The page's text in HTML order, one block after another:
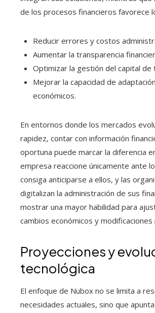
de los procesos financieros favorece
Reducir errores y costos
Aumentar la transparencia
Optimizar la gestión del capital de
Mejorar la capacidad de
económicos.
En entornos donde los mercados
rapidez, contar con información
oportuna puede marcar la diferencia
empresa reaccione únicamente ante
consiga anticiparse a ellos, y las
digitalizan la administración de sus
mostrar una mayor habilidad para
cambios económicos y
Proyecciones y
tecnológica
El enfoque de Nubox no se limita a
necesidades actuales, sino que apunta